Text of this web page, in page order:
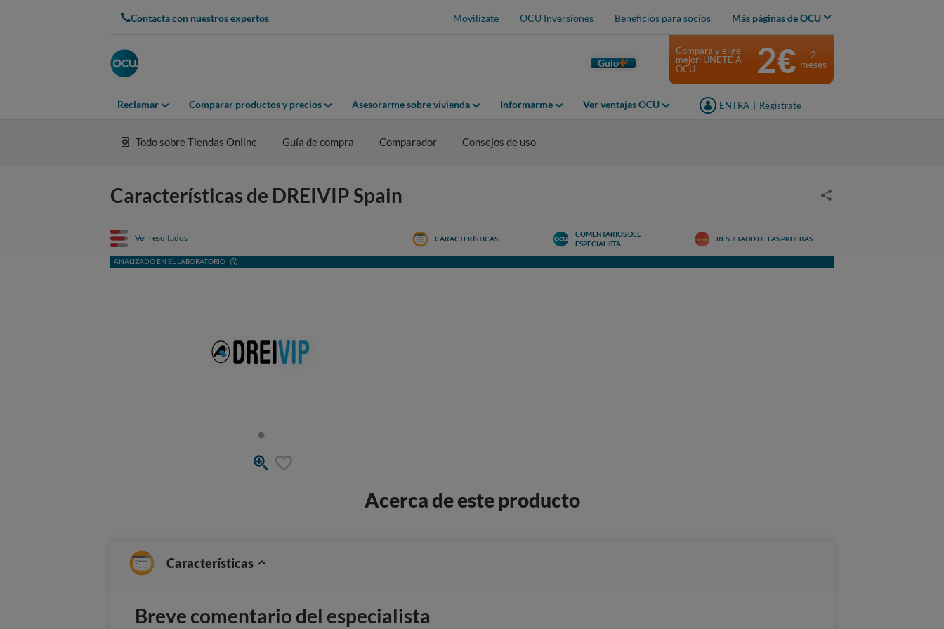
Contacta con nuestros expertos Movilízate OCU Inversiones Beneficios para socios Más páginas de OCU
Guio
Reclamar Comparar productos y precios Asesorarme sobre vivienda Informarme Ver ventajas OCU ENTRA Regístrate
Compara y elige
mejor: ÚNETE A
OCU
2€
2
meses
Todo sobre Tiendas Online Guía de compra Comparador Consejos de uso
Características de DREIVIP Spain
Ver resultados
ANALIZADO EN EL LABORATORIO
CARACTERÍSTICAS
COMENTARIOS DEL
ESPECIALISTA
RESULTADO DE LAS PRUEBAS
Acerca de este producto
Características
Breve comentario del especialista